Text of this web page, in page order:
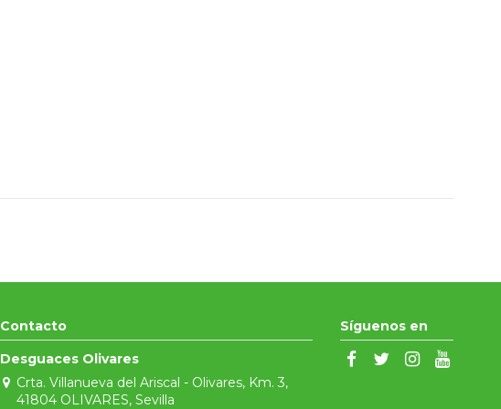
Contacto
Desguaces Olivares
Crta. Villanueva del Ariscal - Olivares, Km. 3,
41804 OLIVARES, Sevilla
Síguenos en